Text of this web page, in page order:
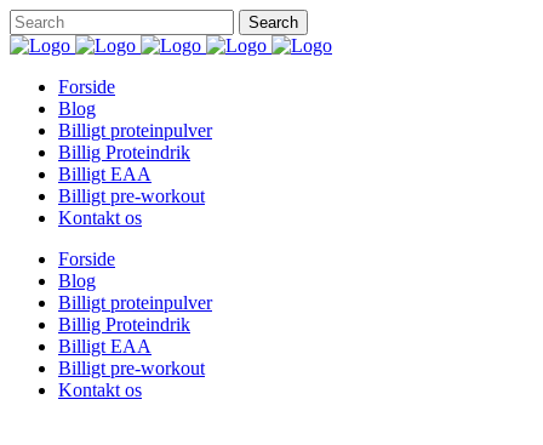
Forside
Blog
Billigt proteinpulver
Billig Proteindrik
Billigt EAA
Billigt pre-workout
Kontakt os
Forside
Blog
Billigt proteinpulver
Billig Proteindrik
Billigt EAA
Billigt pre-workout
Kontakt os